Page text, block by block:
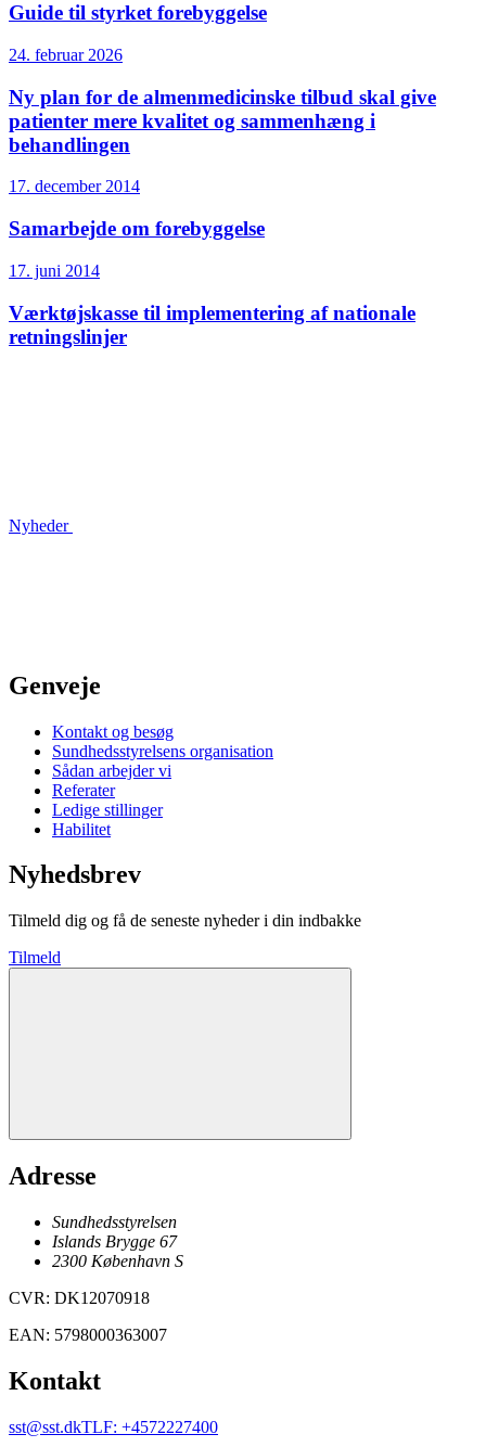
Guide til styrket forebyggelse
24. februar 2026
Ny plan for de almenmedicinske tilbud skal give
patienter mere kvalitet og sammenhæng i
behandlingen
17. december 2014
Samarbejde om forebyggelse
17. juni 2014
Værktøjskasse til implementering af nationale
retningslinjer
Nyheder
Genveje
Kontakt og besøg
Sundhedsstyrelsens organisation
Sådan arbejder vi
Referater
Ledige stillinger
Habilitet
Nyhedsbrev
Tilmeld dig og få de seneste nyheder i din indbakke
Tilmeld
Adresse
Sundhedsstyrelsen
Islands Brygge 67
2300 København S
CVR: DK12070918
EAN: 5798000363007
Kontakt
sst@sst.dkTLF: +4572227400